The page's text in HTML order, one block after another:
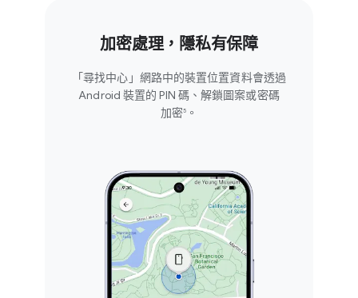
功​能​在​指定​時間​自動​停止，​
讓​你​隨時​掌控​隱私。
在​「尋找​中心」​分享​位置​
資訊
時​分享​位置​資訊4。
在​「尋找​中心」​分享​位置​
資訊
加密​處理，​隱私​有​保障
「尋找​中心」​網路​中​的​裝置​位置​資料​會​透過
Android 裝置​的 P​IN 碼、​解鎖​圖案​或​密碼​
加密5 。